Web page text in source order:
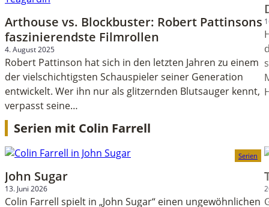
Arthouse vs. Blockbuster: Robert Pattinsons
faszinierendste Filmrollen
4. August 2025
Robert Pattinson hat sich in den letzten Jahren zu einem
der vielschichtigsten Schauspieler seiner Generation
entwickelt. Wer ihn nur als glitzernden Blutsauger kennt,
verpasst seine…
Serien mit Colin Farrell
Serien
John Sugar
13. Juni 2026
Colin Farrell spielt in „John Sugar“ einen ungewöhnlichen